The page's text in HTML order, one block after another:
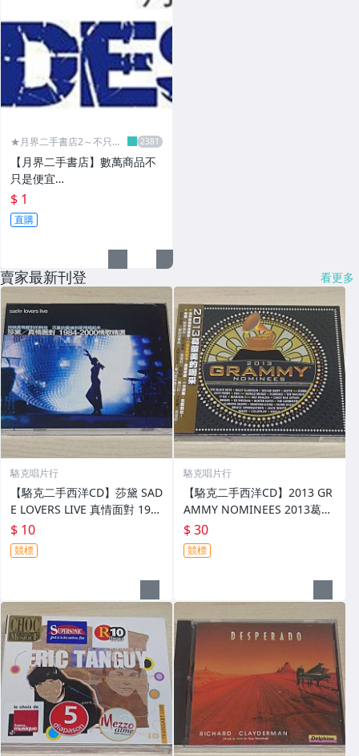
★月界二手書店2～不只是
【月界二手書店】數萬商品不
只是便宜…
$ 1
直購
賣家最新刊登 看更多
駱克唱片行
【駱克二手西洋CD】莎黛 SAD
E LOVERS LIVE 真情面對 198
4-2000情歌精選 中英歌詞壓痕
側標黃斑&黏在外殼 專輯頁黃
斑&霉點
$ 10
競標
駱克唱片行
【駱克二手西洋CD】2013 GR
AMMY NOMINEES 2013葛萊
美的喝采 全新未拆
$ 30
競標